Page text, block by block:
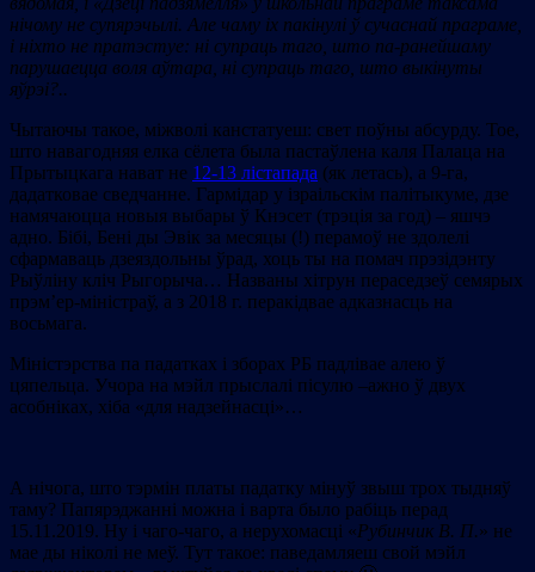
нічому не супярэчылі. Але чаму іх пакінулі ў сучаснай праграме,
і ніхто не пратэстуе: ні супраць таго, што па-ранейшаму
парушаецца воля аўтара, ні супраць таго, што выкінуты
яўрэі?..
Чытаючы такое, міжволі канстатуеш: свет поўны абсурду. Тое,
што навагодняя елка сёлета была пастаўлена каля Палаца на
Прытыцкага нават не 12-13 лістапада (як летась), а 9-га,
дадатковае сведчанне. Гармідар у ізраільскім палітыкуме, дзе
намячаюцца новыя выбары ў Кнэсет (трэція за год) – яшчэ
адно. Бібі, Бені ды Эвік за месяцы (!) перамоў не здолелі
сфармаваць дзеяздольны ўрад, хоць ты на помач прэзідэнту
Рыўліну кліч Рыгорыча… Названы хітрун пераседзеў семярых
прэм’ер-міністраў, а з 2018 г. перакідвае адказнасць на
восьмага.
Міністэрства па падатках і зборах РБ падлівае алею ў
цяпельца. Учора на мэйл прыслалі пісулю –ажно ў двух
асобніках, хіба «для надзейнасці»…
А нічога, што тэрмін платы падатку мінуў звыш трох тыдняў
таму? Папярэджанні можна і варта было рабіць перад
15.11.2019. Ну і чаго-чаго, а нерухомасці «Рубинчик В. П.» не
мае ды ніколі не меў. Тут такое: паведамляеш свой мэйл